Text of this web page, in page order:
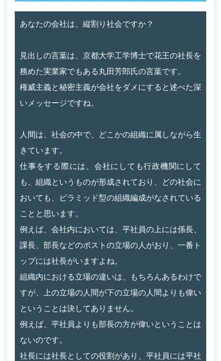
あなたの会社は、縦割り社会ですか？
見出しの言葉は、京都大学工学博士で花王の社長を
務めた実業家でもある丸田芳郎氏の言葉です。
権威主義と秘密主義が会社をダメにすると述べた深
いメッセージですね。
人間は、社会の中で、どこかの組織に属しながら生
きています。
仕事をする際には、会社にしても行政機関にして
も、組織というものが形成されており、どの社会に
おいても、ピラミッド型の組織編成がなされている
ことと思います。
例えば、会社内においては、平社員の上には係長、
課長、部長などのポストの立場の人がおり、一番ト
ップには社長がいますよね。
組織内における立場の違いは、もちろんあるわけで
すが、上の立場の人間が下の立場の人間よりも偉い
ということは決してありません。
例えば、平社員よりも部長の方が偉いということは
ないのです。
社長には社長としての役割があり、平社員には平社